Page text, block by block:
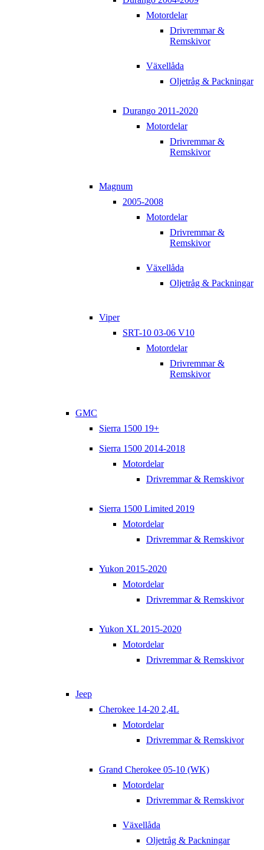
Motordelar
Drivremmar &
Remskivor
Växellåda
Oljetråg & Packningar
Durango 2011-2020
Motordelar
Drivremmar &
Remskivor
Magnum
2005-2008
Motordelar
Drivremmar &
Remskivor
Växellåda
Oljetråg & Packningar
Viper
SRT-10 03-06 V10
Motordelar
Drivremmar &
Remskivor
GMC
Sierra 1500 19+
Sierra 1500 2014-2018
Motordelar
Drivremmar & Remskivor
Sierra 1500 Limited 2019
Motordelar
Drivremmar & Remskivor
Yukon 2015-2020
Motordelar
Drivremmar & Remskivor
Yukon XL 2015-2020
Motordelar
Drivremmar & Remskivor
Jeep
Cherokee 14-20 2,4L
Motordelar
Drivremmar & Remskivor
Grand Cherokee 05-10 (WK)
Motordelar
Drivremmar & Remskivor
Växellåda
Oljetråg & Packningar